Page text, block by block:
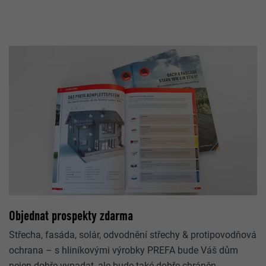
Objednat prospekty zdarma
Střecha, fasáda, solár, odvodnění střechy & protipovodňová
ochrana – s hliníkovými výrobky PREFA bude Váš dům